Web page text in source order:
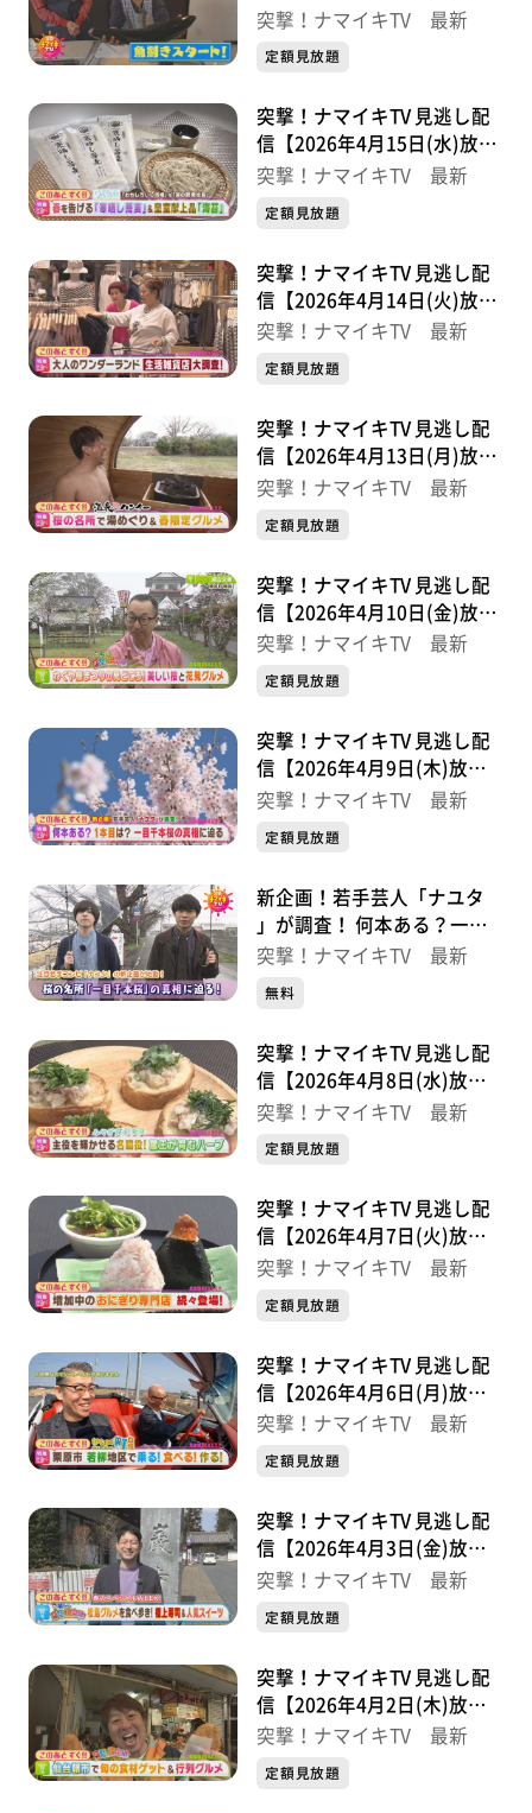
分】
突撃！ナマイキTV 最新
定額見放題
突撃！ナマイキTV 見逃し配
信【2026年4月15日(水)放送
分】
突撃！ナマイキTV 最新
定額見放題
突撃！ナマイキTV 見逃し配
信【2026年4月14日(火)放送
分】
突撃！ナマイキTV 最新
定額見放題
突撃！ナマイキTV 見逃し配
信【2026年4月13日(月)放送
分】
突撃！ナマイキTV 最新
定額見放題
突撃！ナマイキTV 見逃し配
信【2026年4月10日(金)放送
分】
突撃！ナマイキTV 最新
定額見放題
突撃！ナマイキTV 見逃し配
信【2026年4月9日(木)放送
分】
突撃！ナマイキTV 最新
定額見放題
新企画！若手芸人「ナユタ
」が調査！ 何本ある？一目
千本桜の真相に迫る【突撃！
突撃！ナマイキTV 最新
無料
突撃！ナマイキTV 見逃し配
信【2026年4月8日(水)放送
分】
突撃！ナマイキTV 最新
定額見放題
突撃！ナマイキTV 見逃し配
信【2026年4月7日(火)放送
分】
突撃！ナマイキTV 最新
定額見放題
突撃！ナマイキTV 見逃し配
信【2026年4月6日(月)放送
分】
突撃！ナマイキTV 最新
定額見放題
突撃！ナマイキTV 見逃し配
信【2026年4月3日(金)放送
分】
突撃！ナマイキTV 最新
定額見放題
突撃！ナマイキTV 見逃し配
信【2026年4月2日(木)放送
分】
突撃！ナマイキTV 最新
定額見放題